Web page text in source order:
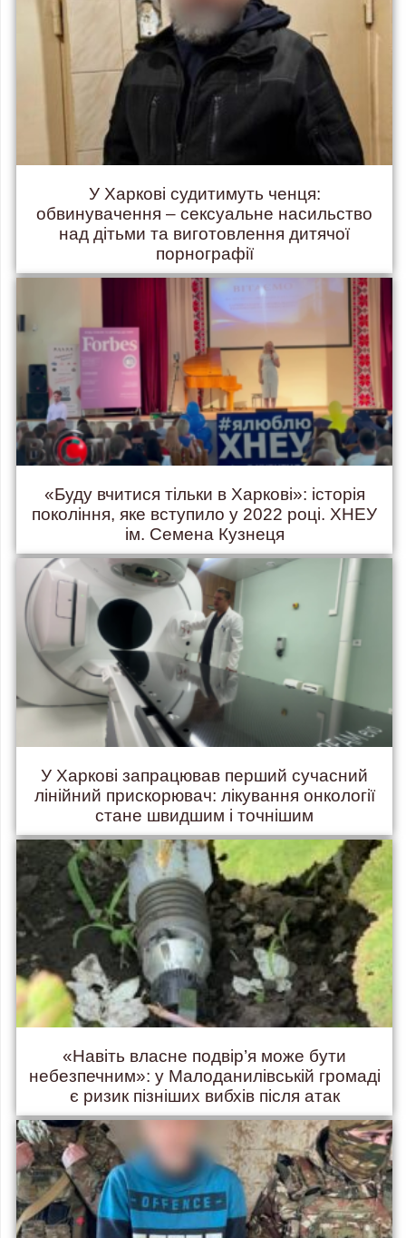
У Харкові судитимуть ченця:
обвинувачення – сексуальне насильство
над дітьми та виготовлення дитячої
порнографії
«Буду вчитися тільки в Харкові»: історія
покоління, яке вступило у 2022 році. ХНЕУ
ім. Семена Кузнеця
У Харкові запрацював перший сучасний
лінійний прискорювач: лікування онкології
стане швидшим і точнішим
«Навіть власне подвір’я може бути
небезпечним»: у Малоданилівській громаді
є ризик пізніших вибхів після атак